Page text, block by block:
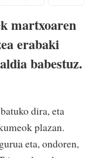
martxoaren
erabaki
babestuz.
dira, eta
plazan.
eta, ondoren,